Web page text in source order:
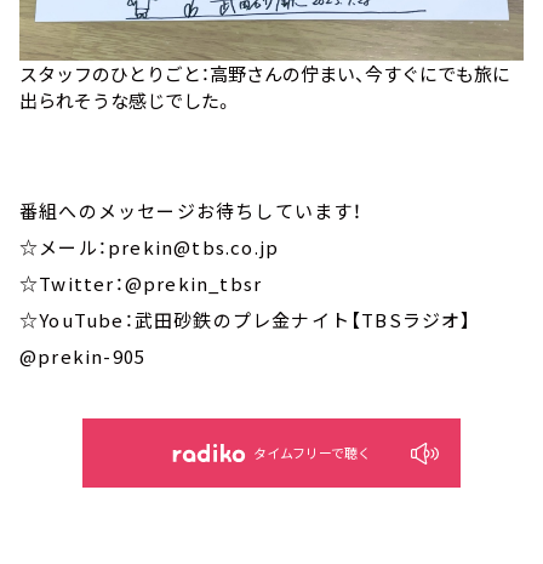
スタッフのひとりごと：高野さんの佇まい、今すぐにでも旅に
出られそうな感じでした。
番組へのメッセージお待ちしています！
☆メール：prekin@tbs.co.jp
☆Twitter：@prekin_tbsr
☆YouTube：武田砂鉄のプレ金ナイト【TBSラジオ】
@prekin-905
タイムフリーで聴く